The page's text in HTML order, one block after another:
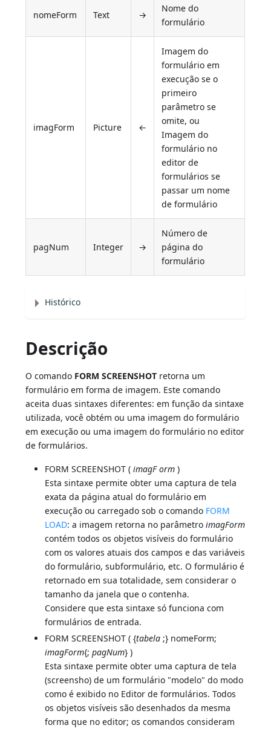
nomeForm Text →
Nome do
formulário
imagForm Picture ←
Imagem do
formulário em
execução se o
primeiro
parâmetro se
omite, ou
Imagem do
formulário no
editor de
formulários se
passar um nome
de formulário
pagNum Integer →
Número de
página do
formulário
Histórico
Descrição
O comando FORM SCREENSHOT retorna um
formulário em forma de imagem. Este comando
aceita duas sintaxes diferentes: em função da sintaxe
utilizada, você obtém ou uma imagem do formulário
em execução ou uma imagem do formulário no editor
de formulários.
FORM SCREENSHOT (imagF orm )
Esta sintaxe permite obter uma captura de tela
exata da página atual do formulário em
execução ou carregado sob o comando FORM
LOAD: a imagem retorna no parâmetroimagForm
contém todos os objetos visíveis do formulário
com os valores atuais dos campos e das variáveis
do formulário, subformulário, etc. O formulário é
retornado em sua totalidade, sem considerar o
tamanho da janela que o contenha.
Considere que esta sintaxe só funciona com
formulários de entrada.
FORM SCREENSHOT ( {tabela ;} nomeForm;
imagForm{;pagNum} )
Esta sintaxe permite obter uma captura de tela
(screensho) de um formulário "modelo" do modo
como é exibido no Editor de formulários. Todos
os objetos visíveis são desenhados da mesma
forma que no editor; os comandos consideram